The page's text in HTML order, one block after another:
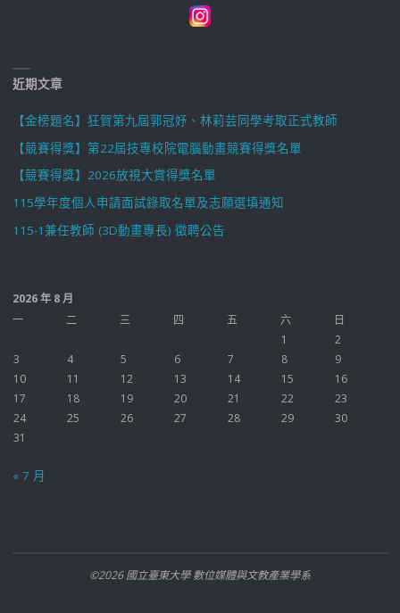
近期文章
【金榜題名】狂賀第九屆郭冠妤、林莉芸同學考取正式教師
【競賽得獎】第22屆技專校院電腦動畫競賽得獎名單
【競賽得獎】2026放視大賞得獎名單
115學年度個人申請面試錄取名單及志願選填通知
115-1兼任教師 (3D動畫專長) 徵聘公告
2026 年 8 月
一
二 三 四 五 六
日
1
2
3
4 5 6 7 8
9
10
11 12 13 14 15
16
17
18 19 20 21 22
23
24
25 26 27 28 29
30
31
« 7 月
©2026 國立臺東大學 數位媒體與文教產業學系